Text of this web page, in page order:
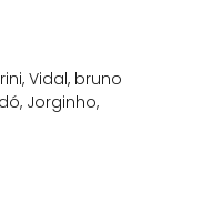
Vidal, bruno
Jorginho,